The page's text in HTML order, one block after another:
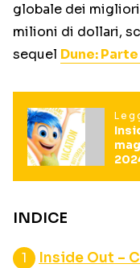
globale dei
milioni di dollari,
sequel Dune: Parte
INDICE
Inside Out –